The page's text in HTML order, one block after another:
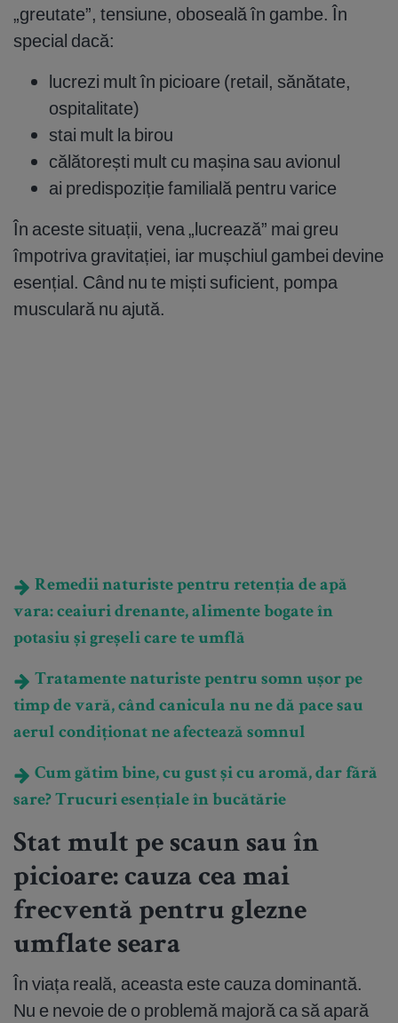
„greutate”, tensiune, oboseală în gambe. În
special dacă:
lucrezi mult în picioare (retail, sănătate,
ospitalitate)
stai mult la birou
călătorești mult cu mașina sau avionul
ai predispoziție familială pentru varice
În aceste situații, vena „lucrează” mai greu
împotriva gravitației, iar mușchiul gambei devine
esențial. Când nu te miști suficient, pompa
musculară nu ajută.
Remedii naturiste pentru retenția de apă
vara: ceaiuri drenante, alimente bogate în
potasiu și greșeli care te umflă
Tratamente naturiste pentru somn ușor pe
timp de vară, când canicula nu ne dă pace sau
aerul condiționat ne afectează somnul
Cum gătim bine, cu gust și cu aromă, dar fără
sare? Trucuri esențiale în bucătărie
Stat mult pe scaun sau în
picioare: cauza cea mai
frecventă pentru glezne
umflate seara
În viața reală, aceasta este cauza dominantă.
Nu e nevoie de o problemă majoră ca să apară